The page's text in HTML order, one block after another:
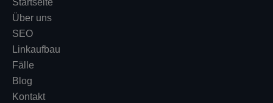
Über uns
SEO
Linkaufbau
Fälle
Blog
Kontakt